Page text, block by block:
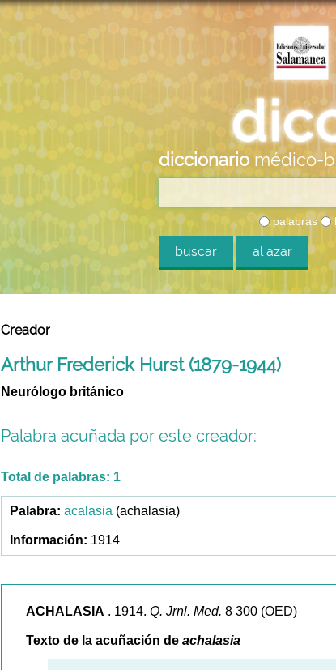
diccionario médico-
palabras
buscar al azar
Creador
Arthur Frederick Hurst (1879-1944)
Neurólogo británico
Palabra acuñada por este creador:
Total de palabras: 1
acalasia (achalasia)
1914
ACHALASIA . 1914. Q. Jrnl. Med. 8 300 (OED)
Texto de la acuñación de achalasia